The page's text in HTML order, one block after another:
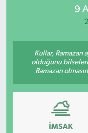
9
Kullar, Ramazan
olduğunu
Ramazan
İMSAK
Mersin
Mersin Tarihi
Özel Haber
Politika